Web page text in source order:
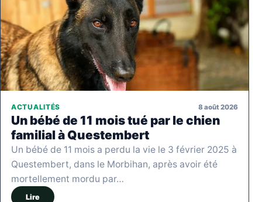
ACTUALITÉS 8 août 2026
Un bébé de 11 mois tué par le chien
familial à Questembert
Un bébé de 11 mois a perdu la vie le 3 février 2025 à
Questembert, dans le Morbihan, après avoir été
mortellement mordu par…
Lire